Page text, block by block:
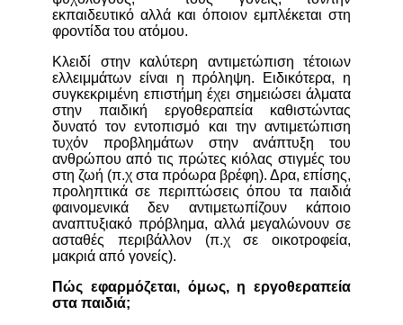
εκπαιδευτικό αλλά και όποιον εμπλέκεται στη
φροντίδα του ατόμου.
Κλειδί στην καλύτερη αντιμετώπιση τέτοιων
ελλειμμάτων είναι η πρόληψη. Ειδικότερα, η
συγκεκριμένη επιστήμη έχει σημειώσει άλματα
στην παιδική εργοθεραπεία καθιστώντας
δυνατό τον εντοπισμό και την αντιμετώπιση
τυχόν προβλημάτων στην ανάπτυξη του
ανθρώπου από τις πρώτες κιόλας στιγμές του
στη ζωή (π.χ στα πρόωρα βρέφη). Δρα, επίσης,
προληπτικά σε περιπτώσεις όπου τα παιδιά
φαινομενικά δεν αντιμετωπίζουν κάποιο
αναπτυξιακό πρόβλημα, αλλά μεγαλώνουν σε
ασταθές περιβάλλον (π.χ σε οικοτροφεία,
μακριά από γονείς).
Πώς εφαρμόζεται, όμως, η εργοθεραπεία
στα παιδιά;